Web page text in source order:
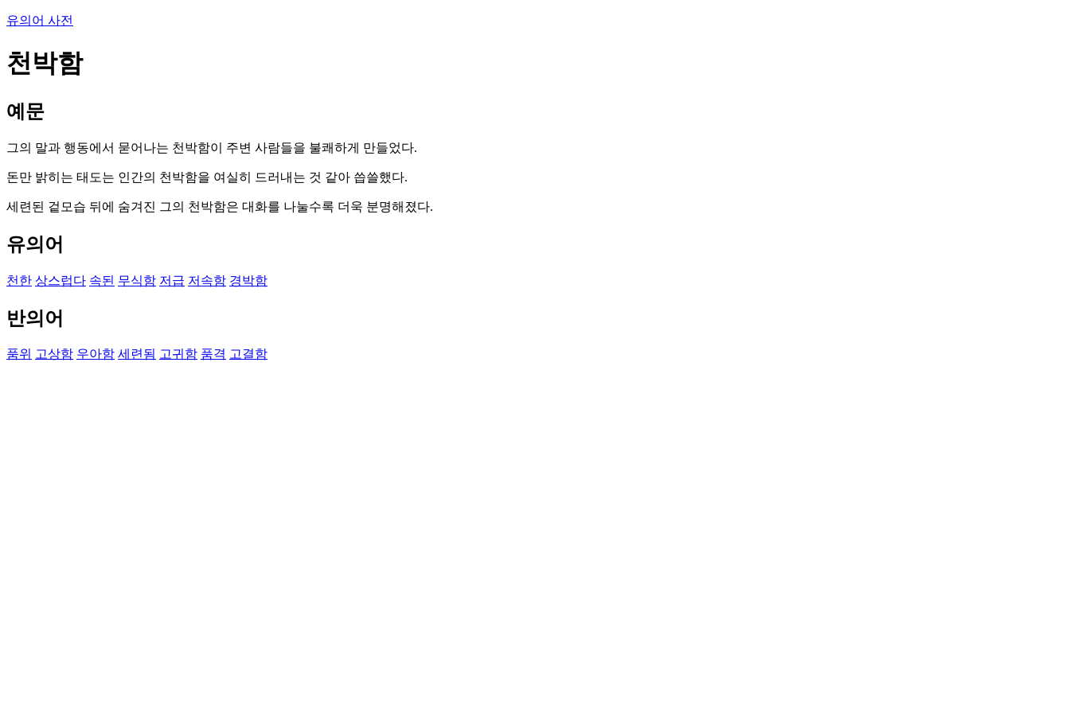
유의어 사전
천박함
예문
그의 말과 행동에서 묻어나는 천박함이 주변 사람들을 불쾌하게 만들었다.
돈만 밝히는 태도는 인간의 천박함을 여실히 드러내는 것 같아 씁쓸했다.
세련된 겉모습 뒤에 숨겨진 그의 천박함은 대화를 나눌수록 더욱 분명해졌다.
유의어
천한 상스럽다 속된 무식함 저급 저속함 경박함
반의어
품위 고상함 우아함 세련됨 고귀함 품격 고결함